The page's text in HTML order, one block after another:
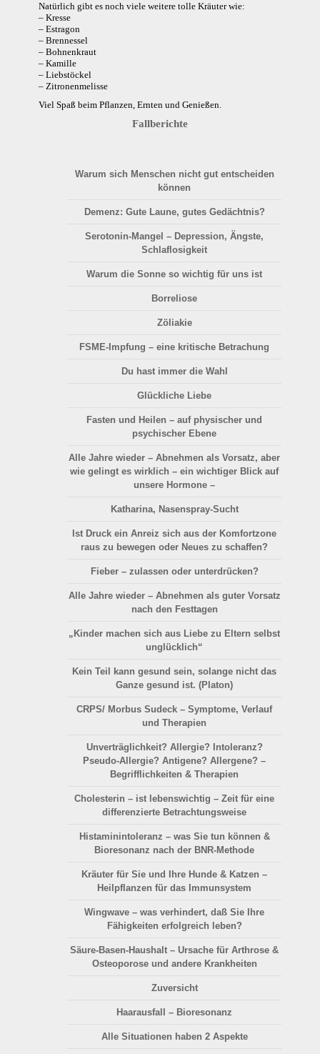
Natürlich gibt es noch viele weitere tolle Kräuter wie:
– Kresse
– Estragon
– Brennessel
– Bohnenkraut
– Kamille
– Liebstöckel
– Zitronenmelisse
Viel Spaß beim Pflanzen, Ernten und Genießen.
Fallberichte
Warum sich Menschen nicht gut entscheiden
können
Demenz: Gute Laune, gutes Gedächtnis?
Serotonin-Mangel – Depression, Ängste,
Schlaflosigkeit
Warum die Sonne so wichtig für uns ist
Borreliose
Zöliakie
FSME-Impfung – eine kritische Betrachung
Du hast immer die Wahl
Glückliche Liebe
Fasten und Heilen – auf physischer und
psychischer Ebene
Alle Jahre wieder – Abnehmen als Vorsatz, aber
wie gelingt es wirklich – ein wichtiger Blick auf
unsere Hormone –
Katharina, Nasenspray-Sucht
Ist Druck ein Anreiz sich aus der Komfortzone
raus zu bewegen oder Neues zu schaffen?
Fieber – zulassen oder unterdrücken?
Alle Jahre wieder – Abnehmen als guter Vorsatz
nach den Festtagen
„Kinder machen sich aus Liebe zu Eltern selbst
unglücklich“
Kein Teil kann gesund sein, solange nicht das
Ganze gesund ist. (Platon)
CRPS/ Morbus Sudeck – Symptome, Verlauf
und Therapien
Unverträglichkeit? Allergie? Intoleranz?
Pseudo-Allergie? Antigene? Allergene? –
Begrifflichkeiten & Therapien
Cholesterin – ist lebenswichtig – Zeit für eine
differenzierte Betrachtungsweise
Histaminintoleranz – was Sie tun können &
Bioresonanz nach der BNR-Methode
Kräuter für Sie und Ihre Hunde & Katzen –
Heilpflanzen für das Immunsystem
Wingwave – was verhindert, daß Sie Ihre
Fähigkeiten erfolgreich leben?
Säure-Basen-Haushalt – Ursache für Arthrose &
Osteoporose und andere Krankheiten
Zuversicht
Haarausfall – Bioresonanz
Alle Situationen haben 2 Aspekte